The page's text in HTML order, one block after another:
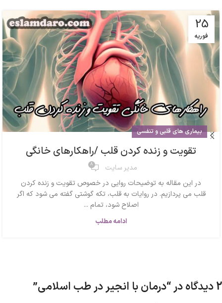
25
فوریه
بیماری های قلبی و تنفسی
تقویت و زنده کردن قلب /راهکارهای خانگی
مدیر سایت 8
در این مقاله به توضیحات روایی در خصوص تقویت و زنده کردن
قلب می پردازیم. در روایات به قلب، تکه گوشتی گفته می شود که اگر
اصلاح شود، تمام ...
ادامه مطلب
2 دیدگاه در “ درمان با انجیر در طب اسلامی”